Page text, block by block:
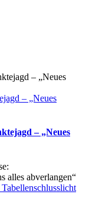
– „Neues
– „Neues